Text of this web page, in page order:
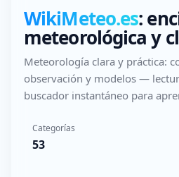
WikiMeteo.es:
meteorológica y
Meteorología clara y práctica:
observación y modelos —
buscador instantáneo para
Categorías
53